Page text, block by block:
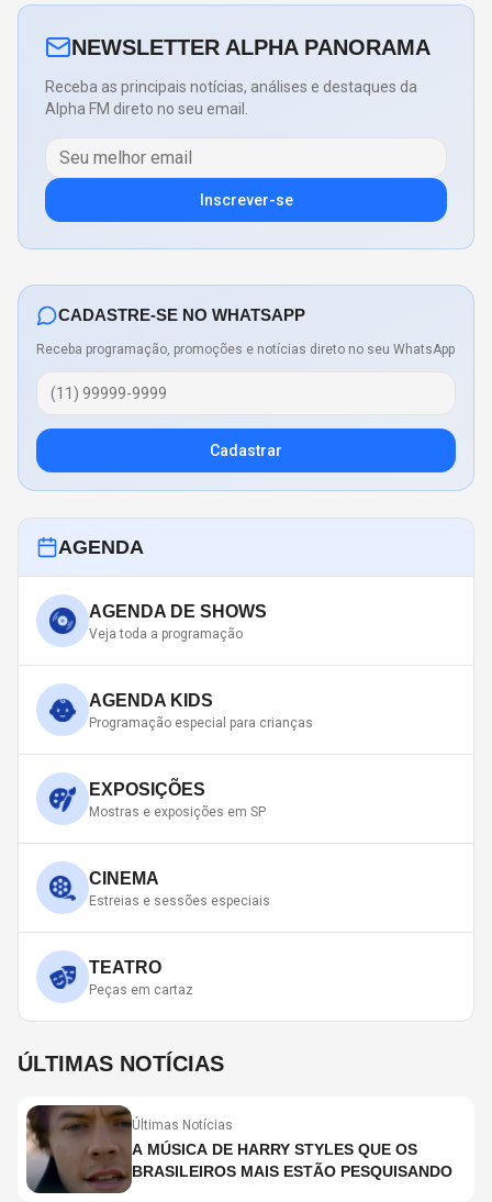
NEWSLETTER ALPHA PANORAMA
Receba as principais notícias, análises e destaques da
Alpha FM direto no seu email.
Inscrever-se
CADASTRE-SE NO WHATSAPP
Receba programação, promoções e notícias direto no seu WhatsApp
Cadastrar
AGENDA
AGENDA DE SHOWS
Veja toda a programação
AGENDA KIDS
Programação especial para crianças
EXPOSIÇÕES
Mostras e exposições em SP
CINEMA
Estreias e sessões especiais
TEATRO
Peças em cartaz
ÚLTIMAS NOTÍCIAS
Últimas Notícias
A MÚSICA DE HARRY STYLES QUE OS
BRASILEIROS MAIS ESTÃO PESQUISANDO